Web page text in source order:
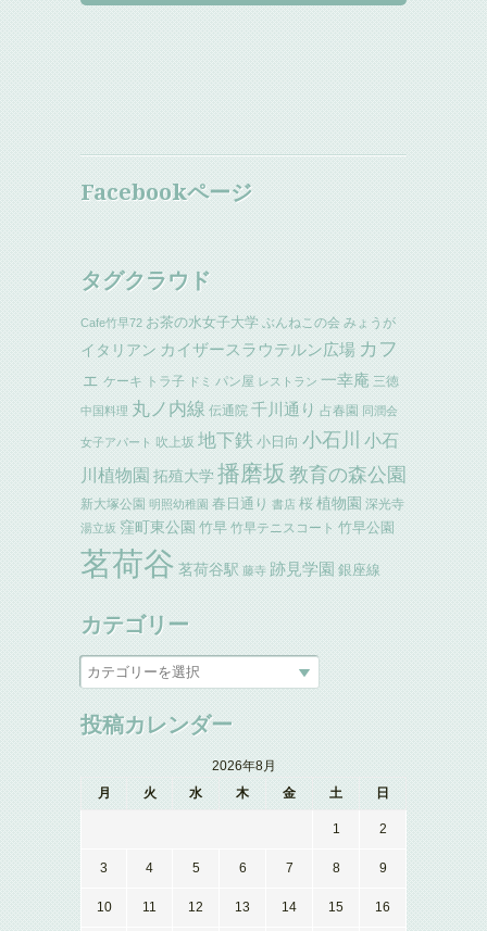
Facebookページ
タグクラウド
Cafe竹早72 お茶の水女子大学 ぶんねこの会 みょうが
イタリアン カイザースラウテルン広場 カフ
ェ ケーキ トラ子 ドミ パン屋 レストラン 一幸庵 三徳
中国料理 丸ノ内線 伝通院 千川通り 占春園 同潤会
女子アパート 吹上坂 地下鉄 小日向 小石川 小石
川植物園 拓殖大学 播磨坂 教育の森公園
新大塚公園 明照幼稚園 春日通り 書店 桜 植物園 深光寺
湯立坂 窪町東公園 竹早 竹早テニスコート 竹早公園
茗荷谷 茗荷谷駅 藤寺 跡見学園 銀座線
カテゴリー
投稿カレンダー
2026年8月
月
火 水 木 金 土 日
1 2
3 4 5 6 7 8 9
10 11 12 13 14 15 16